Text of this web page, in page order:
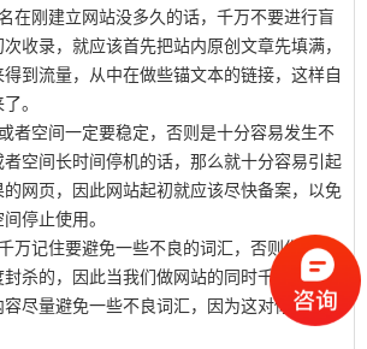
在刚建立网站没多久的话，千万不要进行盲
收录，就应该首先把站内原创文章先填满，
到流量，从中在做些锚文本的链接，这样自
。
者空间一定要稳定，否则是十分容易发生不
空间长时间停机的话，那么就十分容易引起
网页，因此网站起初就应该尽快备案，以免
停止使用。
万记住要避免一些不良的词汇，否则你的网
杀的，因此当我们做网站的同时千万要注意
尽量避免一些不良词汇，因为这对你的新站